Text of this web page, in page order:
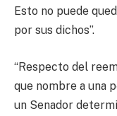
Esto no puede
por sus dichos”.
“Respecto del
que nombre a una
un Senador